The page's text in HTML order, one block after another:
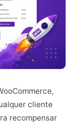
cliente
recompensar